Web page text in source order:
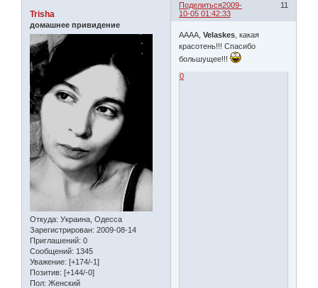
Поделиться 11
2009-
10-05 01:42:33
Trisha
домашнее привидение
Откуда: Украина, Одесса
Зарегистрирован: 2009-08-14
Приглашений: 0
Сообщений: 1345
Уважение: [+174/-1]
Позитив: [+144/-0]
Пол: Женский
АААА,Velaskes , какая
красотень!!! Спасибо
большущее!!!
0